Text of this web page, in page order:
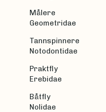
Målere
Geometridae
Tannspinnere
Notodontidae
Praktfly
Erebidae
Båtfly
Nolidae